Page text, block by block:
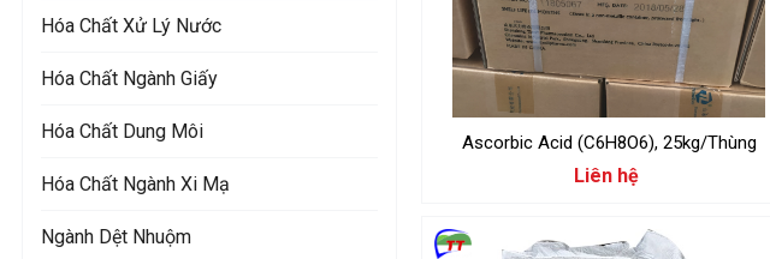
Hóa Chất Xử Lý Nước
Hóa Chất Ngành Giấy
Hóa Chất Dung Môi
Hóa Chất Ngành Xi Mạ
Ngành Dệt Nhuộm
Ascorbic Acid (C6H8O6), 25kg/Thùng
Liên hệ